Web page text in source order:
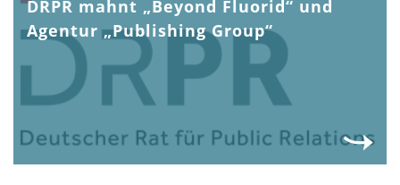
DRPR mahnt „Beyond Fluorid“ und
Agentur „Publishing Group“